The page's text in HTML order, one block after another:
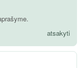
atsakyti